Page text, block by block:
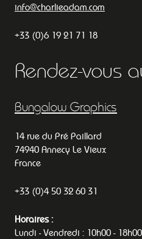
info@charlieadam.com
+33 (0)6 19 21 71 18
Rendez-vous
Bungalow Graphics
14 rue du Pré Paillard
74940 Annecy Le Vieux
France
+33 (0)4 50 32 60 31
Horaires :
Lundi - Vendredi : 10h00 - 18h00